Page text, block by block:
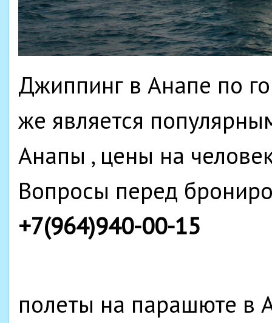
Джиппинг в Анапе по
же является
Анапы , цены на
Вопросы перед
+7(964)940-00-15
полеты на парашюте в